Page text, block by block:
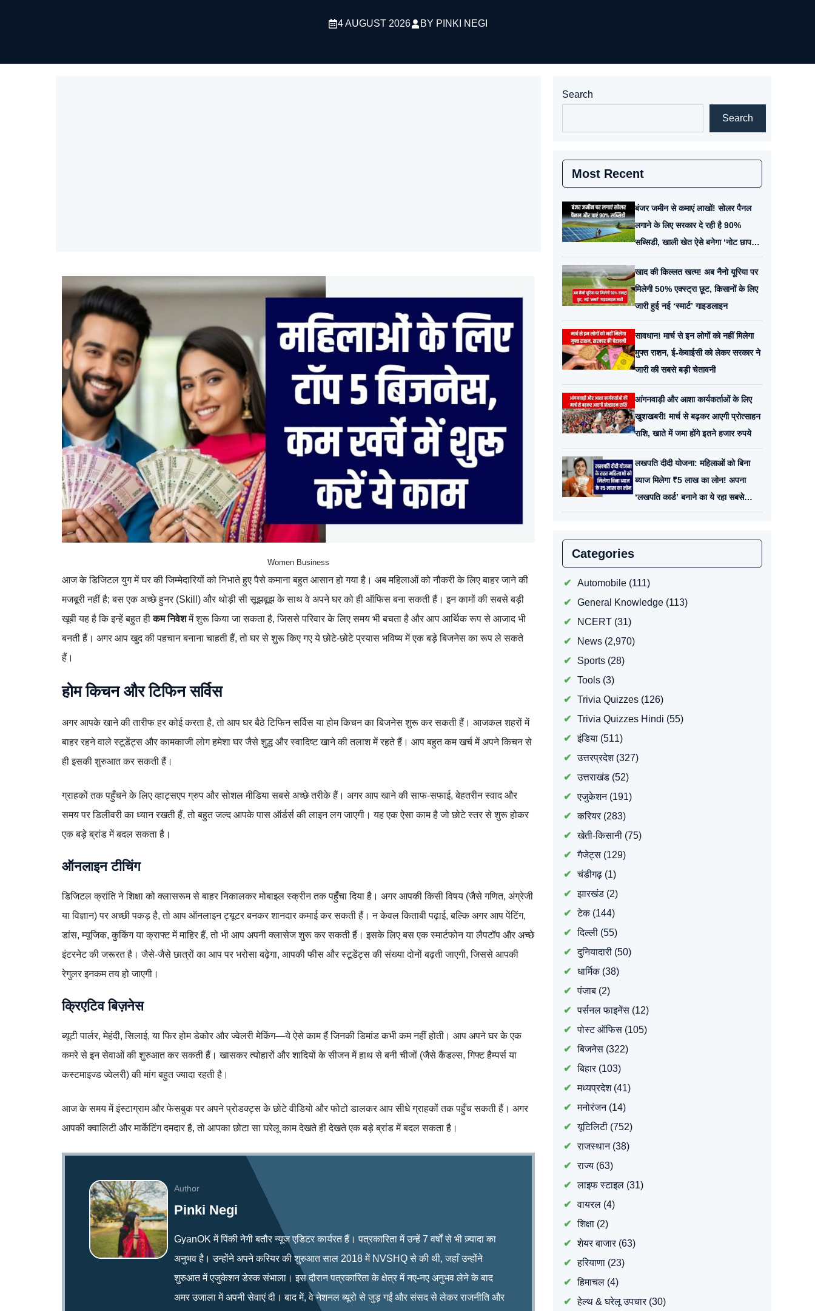
4 AUGUST 2026 BY PINKI NEGI
Women Business
आज के डिजिटल युग में घर की जिम्मेदारियों को निभाते हुए पैसे कमाना बहुत आसान हो गया है। अब महिलाओं को नौकरी के लिए बाहर जाने की
मजबूरी नहीं है; बस एक अच्छे हुनर (Skill) और थोड़ी सी सूझबूझ के साथ वे अपने घर को ही ऑफिस बना सकती हैं। इन कामों की सबसे बड़ी
खूबी यह है कि इन्हें बहुत हीकम निवेशमें शुरू किया जा सकता है, जिससे परिवार के लिए समय भी बचता है और आप आर्थिक रूप से आजाद भी
बनती हैं। अगर आप खुद की पहचान बनाना चाहती हैं, तो घर से शुरू किए गए ये छोटे-छोटे प्रयास भविष्य में एक बड़े बिजनेस का रूप ले सकते
हैं।
होम किचन और टिफिन सर्विस
अगर आपके खाने की तारीफ हर कोई करता है, तो आप घर बैठे टिफिन सर्विस या होम किचन का बिजनेस शुरू कर सकती हैं। आजकल शहरों में
बाहर रहने वाले स्टूडेंट्स और कामकाजी लोग हमेशा घर जैसे शुद्ध और स्वादिष्ट खाने की तलाश में रहते हैं। आप बहुत कम खर्च में अपने किचन से
ही इसकी शुरुआत कर सकती हैं।
ग्राहकों तक पहुँचने के लिए व्हाट्सएप ग्रुप और सोशल मीडिया सबसे अच्छे तरीके हैं। अगर आप खाने की साफ-सफाई, बेहतरीन स्वाद और
समय पर डिलीवरी का ध्यान रखती हैं, तो बहुत जल्द आपके पास ऑर्डर्स की लाइन लग जाएगी। यह एक ऐसा काम है जो छोटे स्तर से शुरू होकर
एक बड़े ब्रांड में बदल सकता है।
ऑनलाइन टीचिंग
डिजिटल क्रांति ने शिक्षा को क्लासरूम से बाहर निकालकर मोबाइल स्क्रीन तक पहुँचा दिया है। अगर आपकी किसी विषय (जैसे गणित, अंग्रेजी
या विज्ञान) पर अच्छी पकड़ है, तो आप ऑनलाइन ट्यूटर बनकर शानदार कमाई कर सकती हैं। न केवल किताबी पढ़ाई, बल्कि अगर आप पेंटिंग,
डांस, म्यूजिक, कुकिंग या क्राफ्ट में माहिर हैं, तो भी आप अपनी क्लासेज शुरू कर सकती हैं। इसके लिए बस एक स्मार्टफोन या लैपटॉप और अच्छे
इंटरनेट की जरूरत है। जैसे-जैसे छात्रों का आप पर भरोसा बढ़ेगा, आपकी फीस और स्टूडेंट्स की संख्या दोनों बढ़ती जाएगी, जिससे आपकी
रेगुलर इनकम तय हो जाएगी।
क्रिएटिव बिज़नेस
ब्यूटी पार्लर, मेहंदी, सिलाई, या फिर होम डेकोर और ज्वेलरी मेकिंग—ये ऐसे काम हैं जिनकी डिमांड कभी कम नहीं होती। आप अपने घर के एक
कमरे से इन सेवाओं की शुरुआत कर सकती हैं। खासकर त्योहारों और शादियों के सीजन में हाथ से बनी चीजों (जैसे कैंडल्स, गिफ्ट हैम्पर्स या
कस्टमाइज्ड ज्वेलरी) की मांग बहुत ज्यादा रहती है।
आज के समय में इंस्टाग्राम और फेसबुक पर अपने प्रोडक्ट्स के छोटे वीडियो और फोटो डालकर आप सीधे ग्राहकों तक पहुँच सकती हैं। अगर
आपकी क्वालिटी और मार्केटिंग दमदार है, तो आपका छोटा सा घरेलू काम देखते ही देखते एक बड़े ब्रांड में बदल सकता है।
Author
Pinki Negi
GyanOK में पिंकी नेगी बतौर न्यूज एडिटर कार्यरत हैं। पत्रकारिता में उन्हें 7 वर्षों से भी ज़्यादा का
अनुभव है। उन्होंने अपने करियर की शुरुआत साल 2018 में NVSHQ से की थी, जहाँ उन्होंने
शुरुआत में एजुकेशन डेस्क संभाला। इस दौरान पत्रकारिता के क्षेत्र में नए-नए अनुभव लेने के बाद
अमर उजाला में अपनी सेवाएं दी। बाद में, वे नेशनल ब्यूरो से जुड़ गईं और संसद से लेकर राजनीति और
Search
Search
Most Recent
बंजर जमीन से कमाएं लाखों! सोलर पैनल
लगाने के लिए सरकार दे रही है 90%
सब्सिडी, खाली खेत ऐसे बनेगा ‘नोट छापने
वाली मशीन’
खाद की किल्लत खत्म! अब नैनो यूरिया पर
मिलेगी 50% एक्स्ट्रा छूट, किसानों के लिए
जारी हुई नई ‘स्मार्ट’ गाइडलाइन
सावधान! मार्च से इन लोगों को नहीं मिलेगा
मुफ्त राशन, ई-केवाईसी को लेकर सरकार ने
जारी की सबसे बड़ी चेतावनी
आंगनवाड़ी और आशा कार्यकर्ताओं के लिए
खुशखबरी! मार्च से बढ़कर आएगी प्रोत्साहन
राशि, खाते में जमा होंगे इतने हजार रुपये
लखपति दीदी योजना: महिलाओं को बिना
ब्याज मिलेगा ₹5 लाख का लोन! अपना
‘लखपति कार्ड’ बनाने का ये रहा सबसे
आसान तरीका
Categories
Automobile(111)
General Knowledge(113)
NCERT(31)
News(2,970)
Sports(28)
Tools(3)
Trivia Quizzes(126)
Trivia Quizzes Hindi (55)
इंडिया(511)
उत्तरप्रदेश(327)
उत्तराखंड(52)
एजुकेशन(191)
करियर(283)
खेती-किसानी(75)
गैजेट्स(129)
चंडीगढ़(1)
झारखंड(2)
टेक(144)
दिल्ली(55)
दुनियादारी(50)
धार्मिक(38)
पंजाब(2)
पर्सनल फाइनेंस(12)
पोस्ट ऑफिस(105)
बिजनेस(322)
बिहार(103)
मध्यप्रदेश(41)
मनोरंजन(14)
यूटिलिटी(752)
राजस्थान(38)
राज्य(63)
लाइफ स्टाइल(31)
वायरल(4)
शिक्षा(2)
शेयर बाजार(63)
हरियाणा(23)
हिमाचल(4)
हेल्थ & घरेलू उपचार(30)